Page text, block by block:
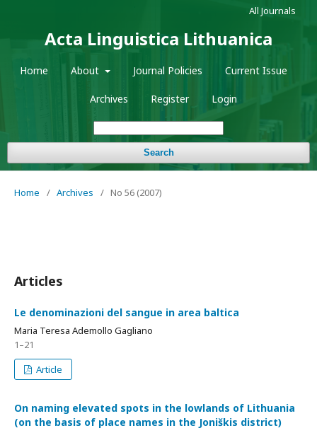
Acta Linguistica Lithuanica
Home About Journal Policies Current Issue
Archives Register Login
Search
All Journals
Home / Archives / No 56 (2007)
Articles
Le denominazioni del sangue in area baltica
Maria Teresa Ademollo Gagliano
1–21
Article
On naming elevated spots in the lowlands of Lithuania
(on the basis of place names in the Joniškis district)